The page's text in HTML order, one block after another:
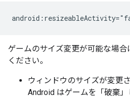
ゲームのサイズ変更が可能な場
ください。
ウィンドウのサイズが変更
Android はゲームを「破棄